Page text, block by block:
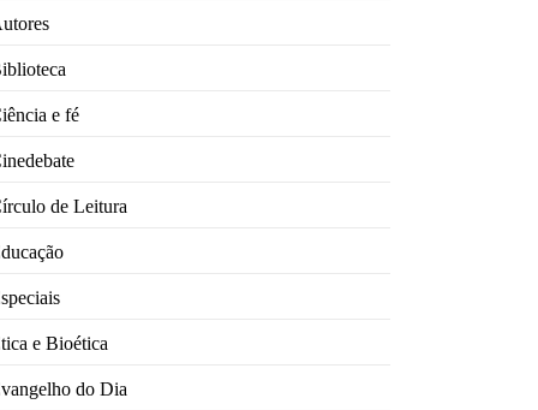
e fé
de Leitura
e Bioética
do Dia